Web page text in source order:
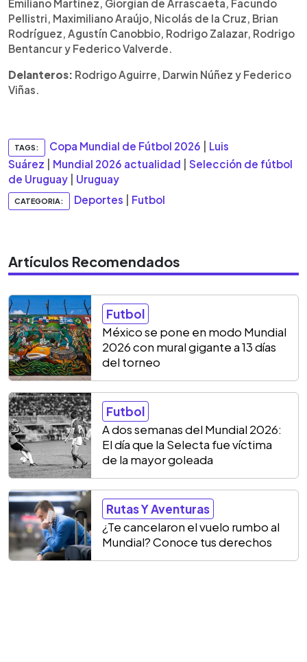
Emiliano Martínez, Giorgian de Arrascaeta, Facundo
Pellistri, Maximiliano Araújo, Nicolás de la Cruz, Brian
Rodríguez, Agustín Canobbio, Rodrigo Zalazar, Rodrigo
Bentancur y Federico Valverde.
Delanteros: Rodrigo Aguirre, Darwin Núñez y Federico
Viñas.
TAGS: Copa Mundial de Fútbol 2026
Luis
Suárez
Mundial 2026 actualidad
Selección de fútbol
de Uruguay
Uruguay
CATEGORIA: Deportes Futbol
Artículos Recomendados
Futbol
México se pone en modo Mundial
2026 con mural gigante a 13 días
del torneo
Futbol
A dos semanas del Mundial 2026:
El día que la Selecta fue víctima
de la mayor goleada
Rutas Y Aventuras
¿Te cancelaron el vuelo rumbo al
Mundial? Conoce tus derechos